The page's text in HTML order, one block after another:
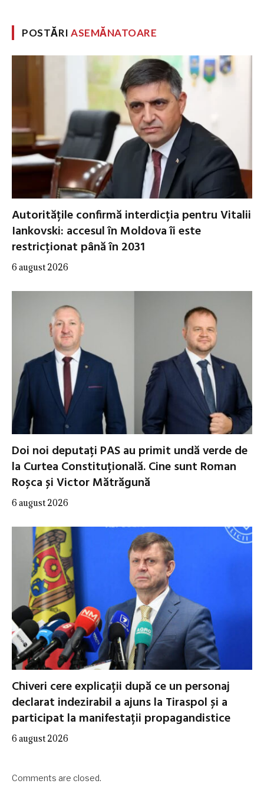
POSTĂRIASEMĂNATOARE
Autoritățile confirmă interdicția pentru Vitalii
Iankovski: accesul în Moldova îi este
restricționat până în 2031
6 august 2026
Doi noi deputați PAS au primit undă verde de
la Curtea Constituțională. Cine sunt Roman
Roșca și Victor Mătrăgună
6 august 2026
Chiveri cere explicații după ce un personaj
declarat indezirabil a ajuns la Tiraspol și a
participat la manifestații propagandistice
6 august 2026
Comments are closed.